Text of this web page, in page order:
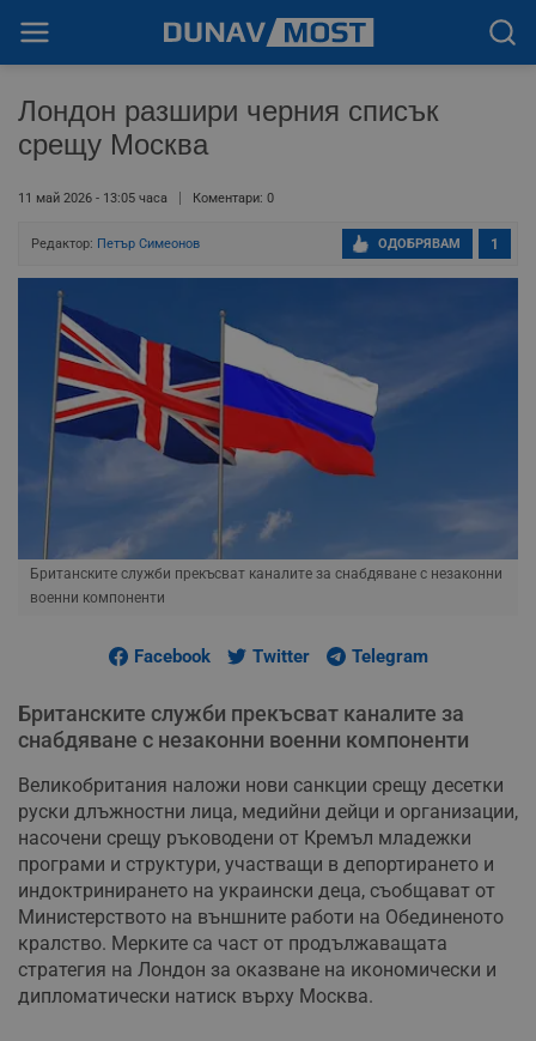
Лондон разшири черния списък
срещу Москва
11 май 2026 - 13:05 часа Коментари: 0
Редактор: Петър Симеонов 1
ОДОБРЯВАМ
Британските служби прекъсват каналите за снабдяване с незаконни
военни компоненти
Facebook Twitter Telegram
Британските служби прекъсват каналите за
снабдяване с незаконни военни компоненти
Великобритания наложи нови санкции срещу десетки
руски длъжностни лица, медийни дейци и организации,
насочени срещу ръководени от Кремъл младежки
програми и структури, участващи в депортирането и
индоктринирането на украински деца, съобщават от
Министерството на външните работи на Обединеното
кралство. Мерките са част от продължаващата
стратегия на Лондон за оказване на икономически и
дипломатически натиск върху Москва.